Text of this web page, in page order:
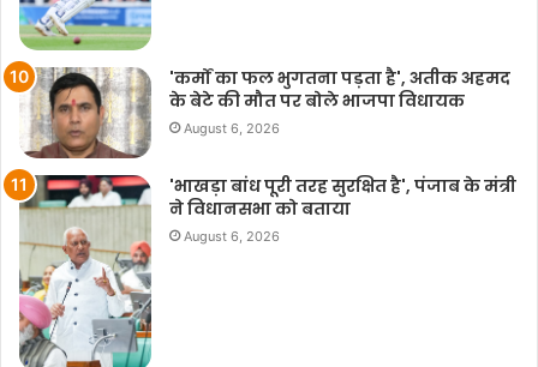
'कर्मों का फल भुगतना पड़ता है', अतीक अहमद
के बेटे की मौत पर बोले भाजपा विधायक
August 6, 2026
'भाखड़ा बांध पूरी तरह सुरक्षित है', पंजाब के मंत्री
ने विधानसभा को बताया
August 6, 2026